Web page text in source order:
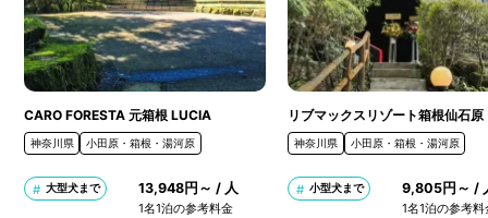
CARO FORESTA 元箱根 LUCIA
神奈川県 小田原・箱根・湯河原
大型犬まで 13,948円～ / 人
1名1泊の参考料金
リブマックスリゾート箱根仙石原
神奈川県 小田原・箱根・湯河原
小型犬まで 9,805円～ /
1名1泊の参考料